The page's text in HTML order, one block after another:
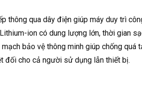
thông qua dây điện giúp máy duy trì
ion có dung lượng lớn, thời gian
bảo vệ thông minh giúp chống quá
đối cho cả người sử dụng lẫn thiết bị.